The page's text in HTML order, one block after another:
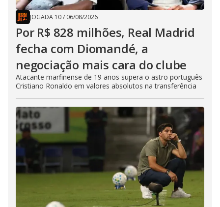
JOGADA 10/ 06/08/2026
Por R$ 828 milhões, Real Madrid
fecha com Diomandé, a
negociação mais cara do clube
Atacante marfinense de 19 anos supera o astro português
Cristiano Ronaldo em valores absolutos na transferência